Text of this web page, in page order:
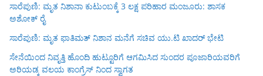
ಸಾರೆಪುಣಿ: ಮೃತ ನಿಶಾನಾ ಕುಟುಂಬಕ್ಕೆ 3 ಲಕ್ಷ ಪರಿಹಾರ ಮಂಜೂರು: ಶಾಸಕ
ಅಶೋಕ್ ರೈ
ಸಾರೆಪುಣಿ: ಮೃತ ಫಾತಿಮತ್ ನಿಶಾನ ಮನೆಗೆ ಸಚಿವ ಯು.ಟಿ ಖಾದರ್ ಭೇಟಿ
ಸೇನೆಯಿಂದ ನಿವೃತ್ತಿ ಹೊಂದಿ ಹುಟ್ಟೂರಿಗೆ ಆಗಮಿಸಿದ ಸುಂದರ ಪೂಜಾರಿಯವರಿಗೆ
ಅರಿಯಡ್ಕ ವಲಯ ಕಾಂಗ್ರೆಸ್ ನಿಂದ ಸ್ವಾಗತ